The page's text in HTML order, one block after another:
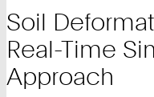
Soil
Real-Time
Approach